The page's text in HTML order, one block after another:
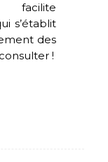
facilite
s’établit
des
!